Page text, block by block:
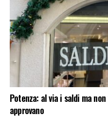
Potenza: al via i saldi ma
approvano